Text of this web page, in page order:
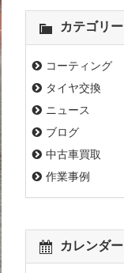
カテゴリー
コーティング
タイヤ交換
ニュース
ブログ
中古車買取
作業事例
カレンダー